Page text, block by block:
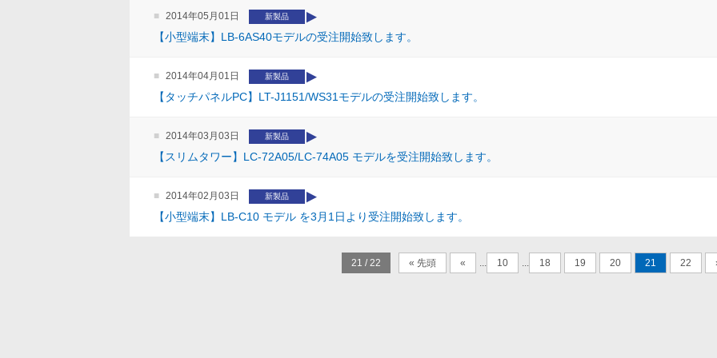
2014年05月01日 新製品
【小型端末】LB-6AS40モデルの受注開始致します。
2014年04月01日 新製品
【タッチパネルPC】LT-J1151/WS31モデルの受注開始致します。
2014年03月03日 新製品
【スリムタワー】LC-72A05/LC-74A05 モデルを受注開始致します。
2014年02月03日 新製品
【小型端末】LB-C10 モデル を3月1日より受注開始致します。
21 / 22 « 先頭 « ... 10 ... 18 19 20 21 22